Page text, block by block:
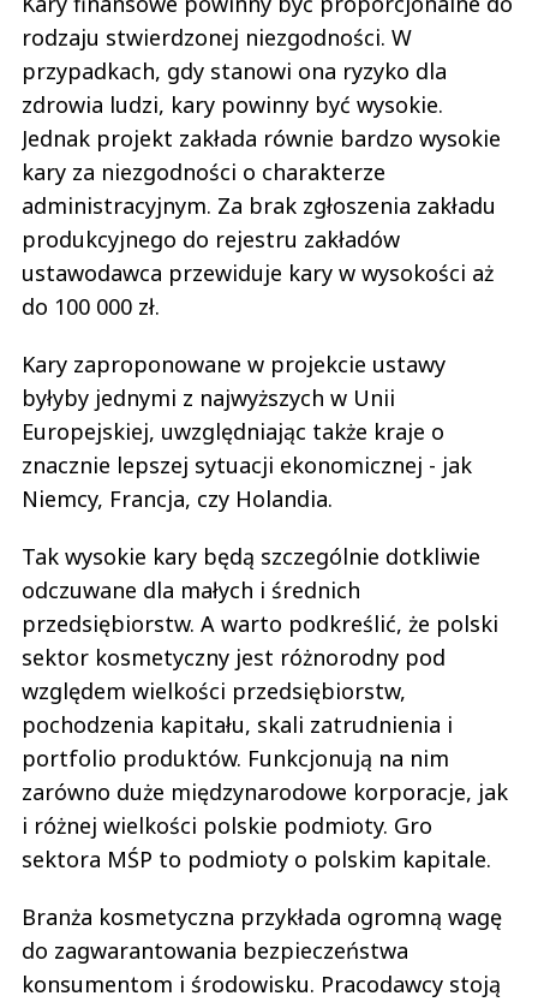
rodzaju stwierdzonej niezgodności. W
przypadkach, gdy stanowi ona ryzyko dla
zdrowia ludzi, kary powinny być wysokie.
Jednak projekt zakłada równie bardzo wysokie
kary za niezgodności o charakterze
administracyjnym. Za brak zgłoszenia zakładu
produkcyjnego do rejestru zakładów
ustawodawca przewiduje kary w wysokości aż
do 100 000 zł.
Kary zaproponowane w projekcie ustawy
byłyby jednymi z najwyższych w Unii
Europejskiej, uwzględniając także kraje o
znacznie lepszej sytuacji ekonomicznej - jak
Niemcy, Francja, czy Holandia.
Tak wysokie kary będą szczególnie dotkliwie
odczuwane dla małych i średnich
przedsiębiorstw. A warto podkreślić, że polski
sektor kosmetyczny jest różnorodny pod
względem wielkości przedsiębiorstw,
pochodzenia kapitału, skali zatrudnienia i
portfolio produktów. Funkcjonują na nim
zarówno duże międzynarodowe korporacje, jak
i różnej wielkości polskie podmioty. Gro
sektora MŚP to podmioty o polskim kapitale.
Branża kosmetyczna przykłada ogromną wagę
do zagwarantowania bezpieczeństwa
konsumentom i środowisku. Pracodawcy stoją